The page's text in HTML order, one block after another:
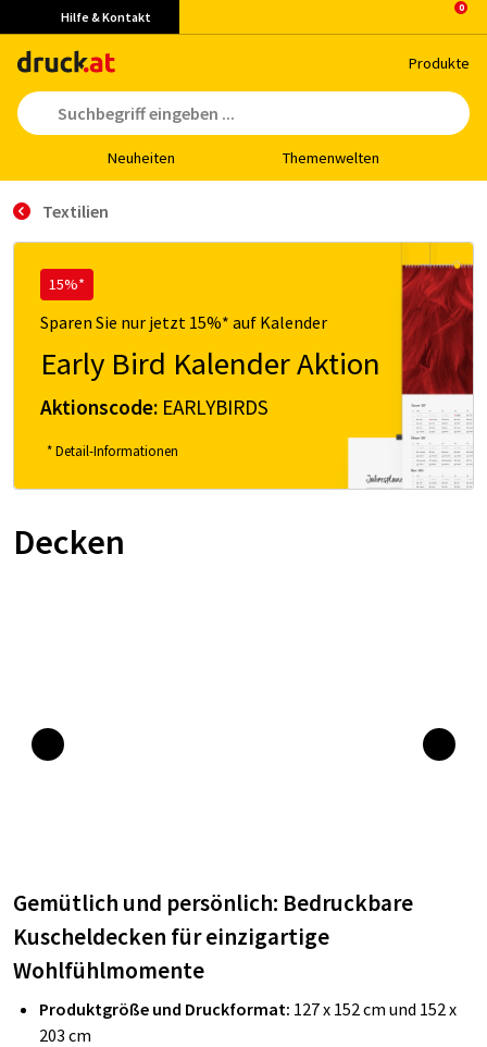
Hilfe & Kontakt
Pro­duk­te
Neu­hei­ten The­men­wel­ten
Textilien
15%*
Sparen Sie nur jetzt 15%* auf Kalender
Early Bird Kalender Aktion
Aktionscode: EARLYBIRDS
* Detail-Informationen
Decken
Gemütlich und persönlich: Bedruckbare
Kuscheldecken für einzigartige
Wohlfühlmomente
Produktgröße und Druckformat: 127 x 152 cm und 152 x
203 cm